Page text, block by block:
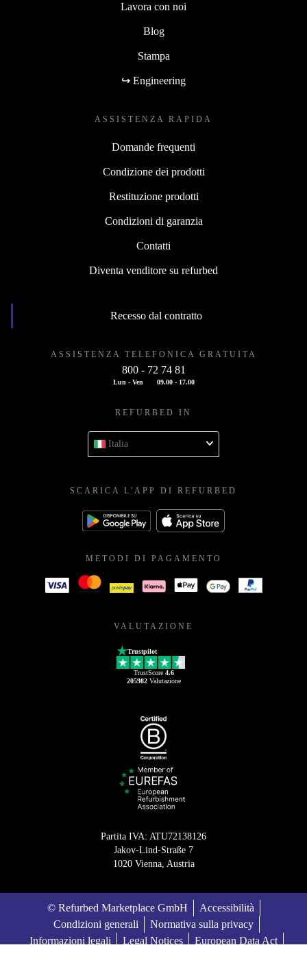
Lavora con noi
Blog
Stampa
↪ Engineering
ASSISTENZA RAPIDA
Domande frequenti
Condizione dei prodotti
Restituzione prodotti
Condizioni di garanzia
Contatti
Diventa venditore su refurbed
Recesso dal contratto
ASSISTENZA TELEFONICA GRATUITA
800 - 72 74 81
Lun - Ven 09.00 - 17.00
REFURBED IN
Italia
SCARICA L'APP DI REFURBED
METODI DI PAGAMENTO
VALUTAZIONE
Trustpilot
TrustScore 4.6
205982Valutazione
Partita IVA: ATU72138126
Jakov-Lind-Straße 7
1020 Vienna, Austria
© Refurbed Marketplace GmbH
Accessibilità
Condizioni generali
Normativa sulla privacy
Informazioni legali
Legal Notices
European Data Act